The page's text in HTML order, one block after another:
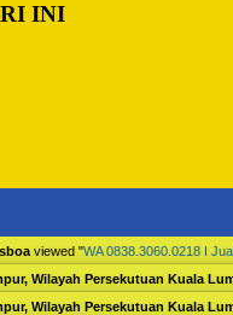
INI
viewed "WA 0838.3060.0218 I
Wilayah Persekutuan Kuala
Wilayah Persekutuan Kuala